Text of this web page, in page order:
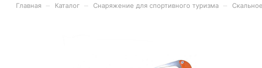
Главная Каталог Снаряжение для спортивного туризма